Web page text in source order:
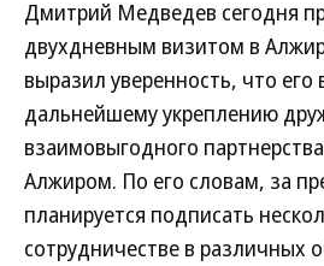
Дмитрий Медведев сегодня
двухдневным визитом в
выразил уверенность, что его
дальнейшему укреплению
взаимовыгодного
Алжиром. По его словам, за
планируется подписать
сотрудничестве в различных